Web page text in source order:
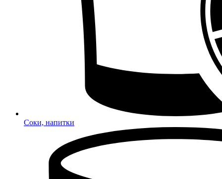
Соки, напитки